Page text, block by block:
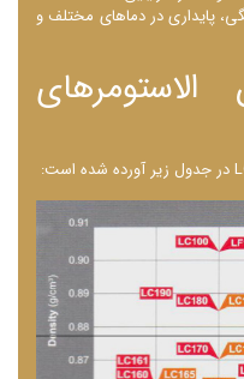
پایداری در دماهای مختلف و